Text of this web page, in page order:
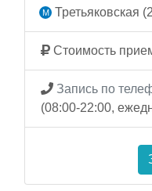
Третьяковская
Стоимость
Запись по
(08:00-22:00,